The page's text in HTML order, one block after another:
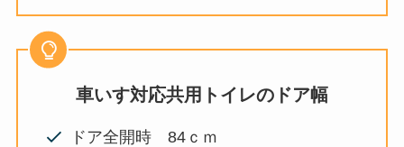
車いす対応共用トイレのドア幅
ドア全開時 84ｃｍ